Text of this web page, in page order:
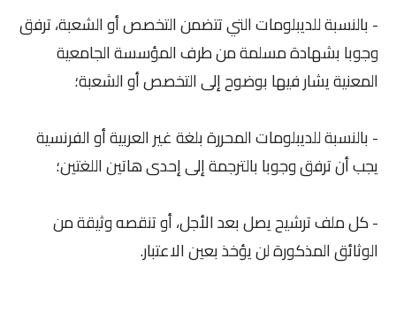
- بالنسبة للديبلومات التي تتضمن التخصص أو الشعبة، ترفق
وجوبا بشهادة مسلمة من طرف المؤسسة الجامعية
المعنية يشار فيها بوضوح إلى التخصص أو الشعبة؛
- بالنسبة للديبلومات المحررة بلغة غير العربية أو الفرنسية
يجب أن ترفق وجوبا بالترجمة إلى إحدى هاتين اللغتين؛
- كل ملف ترشيح يصل بعد الأجل، أو تنقصه وثيقة من
الوثائق المذكورة لن يؤخذ بعين الاعتبار.